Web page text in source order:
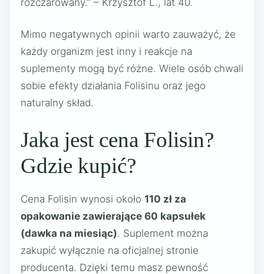
Mimo negatywnych opinii warto zauważyć, że
każdy organizm jest inny i reakcje na
suplementy mogą być różne. Wiele osób chwali
sobie efekty działania Folisinu oraz jego
naturalny skład.
Jaka jest cena Folisin?
Gdzie kupić?
Cena Folisin wynosi około 110 zł za
opakowanie zawierające 60 kapsułek
(dawka na miesiąc). Suplement można
zakupić wyłącznie na oficjalnej stronie
producenta. Dzięki temu masz pewność